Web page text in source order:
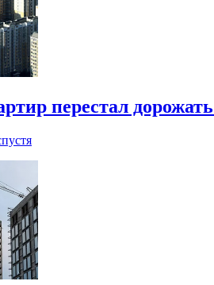
перестал